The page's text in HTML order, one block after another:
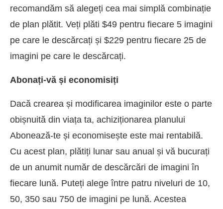
recomandăm să alegeți cea mai simplă combinație
de plan plătit. Veți plăti $49 pentru fiecare 5 imagini
pe care le descărcați și $229 pentru fiecare 25 de
imagini pe care le descărcați.
Abonați-vă și economisiți
Dacă crearea și modificarea imaginilor este o parte
obișnuită din viața ta, achiziționarea planului
Abonează-te și economisește este mai rentabilă.
Cu acest plan, plătiți lunar sau anual și vă bucurați
de un anumit număr de descărcări de imagini în
fiecare lună. Puteți alege între patru niveluri de 10,
50, 350 sau 750 de imagini pe lună. Acestea